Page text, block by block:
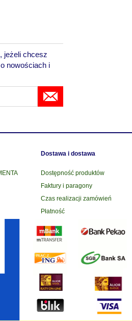
jeżeli chcesz
nowościach i
Dostawa i dostawa
Dostępność produktów
Faktury i paragony
Czas realizacji zamówień
Płatność